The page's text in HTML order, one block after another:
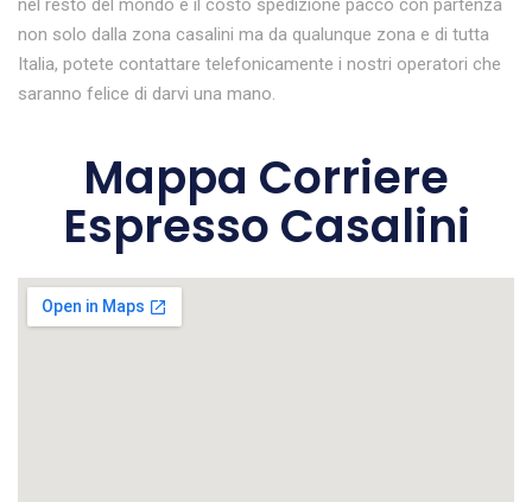
nel resto del mondo e il costo spedizione pacco con partenza
non solo dalla zona casalini ma da qualunque zona e di tutta
Italia, potete contattare telefonicamente i nostri operatori che
saranno felice di darvi una mano.
Mappa Corriere
Espresso Casalini